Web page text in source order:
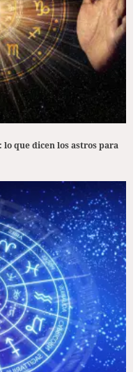
lo que dicen los astros para